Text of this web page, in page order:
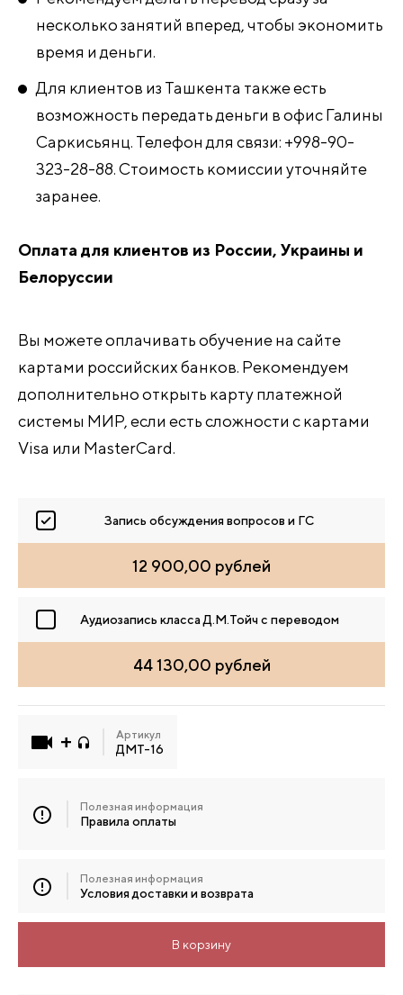
несколько занятий вперед, чтобы экономить
время и деньги.
Для клиентов из Ташкента также есть
возможность передать деньги в офис Галины
Саркисьянц. Телефон для связи: +998-90-
323-28-88. Стоимость комиссии уточняйте
заранее.
Оплата для клиентов из России, Украины и
Белоруссии
Вы можете оплачивать обучение на сайте
картами российских банков. Рекомендуем
дополнительно открыть карту платежной
системы МИР, если есть сложности с картами
Visa или MasterCard.
Запись обсуждения вопросов и ГС
12 900,00 рублей
Аудиозапись класса Д.М.Тойч с переводом
44 130,00 рублей
Артикул
ДМТ-16
Полезная информация
Правила оплаты
Полезная информация
Условия доставки и возврата
В корзину